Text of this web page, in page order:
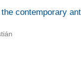
contemporary